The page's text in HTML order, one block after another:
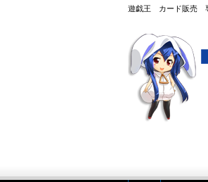
遊戯王 カード販売